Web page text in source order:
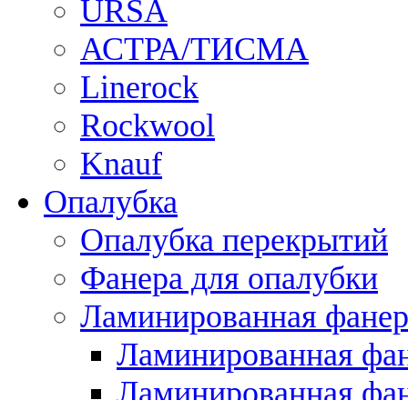
URSA
АСТРА/ТИСМА
Linerock
Rockwool
Knauf
Опалубка
Опалубка перекрытий
Фанера для опалубки
Ламинированная
Ламинированная
Ламинированная